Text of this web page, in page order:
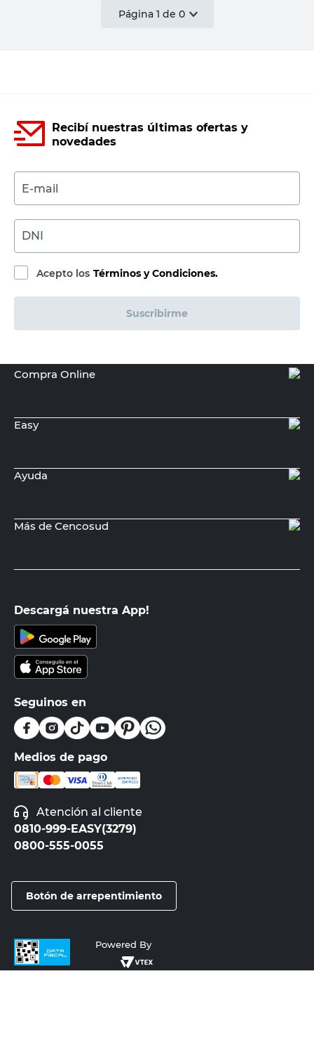
Página 1 de 0
Recibí nuestras últimas ofertas y
novedades
E-mail
DNI
Acepto los Términos y Condiciones.
Suscribirme
Compra Online
Easy
Ayuda
Más de Cencosud
Descargá nuestra App!
Seguinos en
Medios de pago
Atención al cliente
0810-999-EASY(3279)
0800-555-0055
Botón de arrepentimiento
Powered By